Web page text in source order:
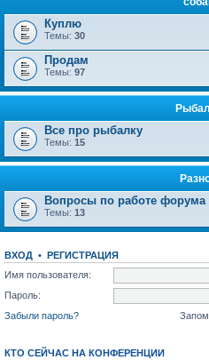
Куплю
Темы: 30
Продам
Темы: 97
Все про рыбалку
Темы: 15
Вопросы по работе форума
Темы: 13
ВХОД • РЕГИСТРАЦИЯ
Имя пользователя:
Пароль:
Забыли пароль?
КТО СЕЙЧАС НА КОНФЕРЕНЦИИ